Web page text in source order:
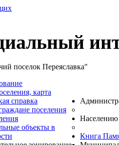
поселок Переяславка"
карта
справка
поселения
объекты в
Населению
Книга